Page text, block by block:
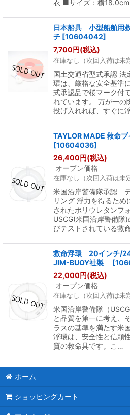
衣 ■サイズ：横
日本船具 小型船舶用
チ [10604042]
7,700円(税込)
在庫なし（次回入荷は未
国土交通省型式承認 法
環は、厳格な安全基準
式承認品で桜マーク付
れています。 万が一の
投げ入れれば、すぐに
TAYLOR MADE 救命
[10604036]
26,400円(税込)
オープン価格
在庫なし（次回入荷は未
米国沿岸警備隊承認
リング 浮力を得るた
されたポリウレタンフ
USCG(米国沿岸警備隊
びテストされている救
救命浮環 20インチ/
JIM-BUOY社製
[
22,000円(税込)
オープン価格
在庫なし（次回入荷は未
米国沿岸警備隊（
と品質を第一に考え、
ラスの基準を満たす米
浮環は、安全性と信頼
質の救命具です。こ…
ホーム
ショッピングカート